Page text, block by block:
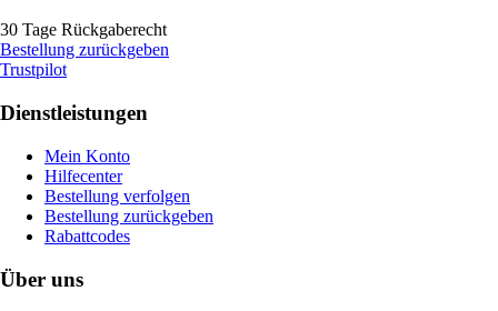
30 Tage Rückgaberecht
Bestellung zurückgeben
Trustpilot
Dienstleistungen
Mein Konto
Hilfecenter
Bestellung verfolgen
Bestellung zurückgeben
Rabattcodes
Über uns